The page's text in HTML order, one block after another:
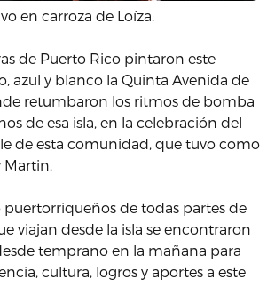
en carroza de Loíza.
de Puerto Rico pintaron este
azul y blanco la Quinta Avenida de
retumbaron los ritmos de bomba
de esa isla, en la celebración del
de esta comunidad, que tuvo como
de todas partes de
viajan desde la isla se encontraron
temprano en la mañana para
cultura, logros y aportes a este